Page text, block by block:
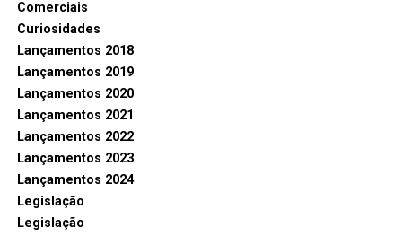
Comerciais
Curiosidades
Lançamentos 2018
Lançamentos 2019
Lançamentos 2020
Lançamentos 2021
Lançamentos 2022
Lançamentos 2023
Lançamentos 2024
Legislação
Legislação